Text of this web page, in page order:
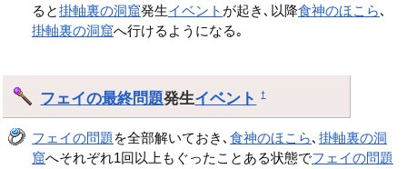
ると掛軸裏の洞窟発生イベント が起き､以降食神のほこら､
掛軸裏の洞窟へ行けるようになる｡
フェイの最終問題発生イベント †
フェイの問題 を全部解いておき､食神のほこら､掛軸裏の洞
窟へそれぞれ1回以上もぐったことある状態でフェイの問題